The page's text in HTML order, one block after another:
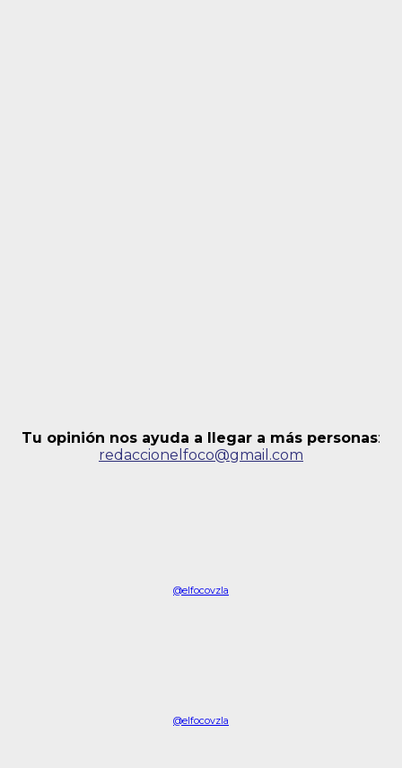
Tu opinión nos ayuda a llegar a más personas:
redaccionelfoco@gmail.com
@elfocovzla
@elfocovzla